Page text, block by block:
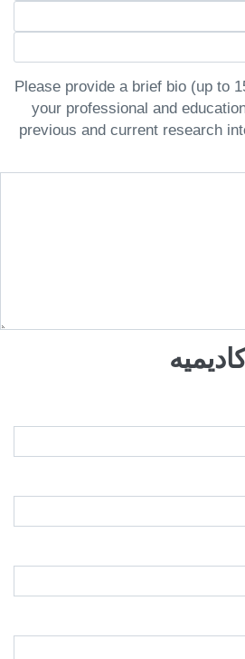
Please provide a brief bio (up to
your professional and
previous and current research